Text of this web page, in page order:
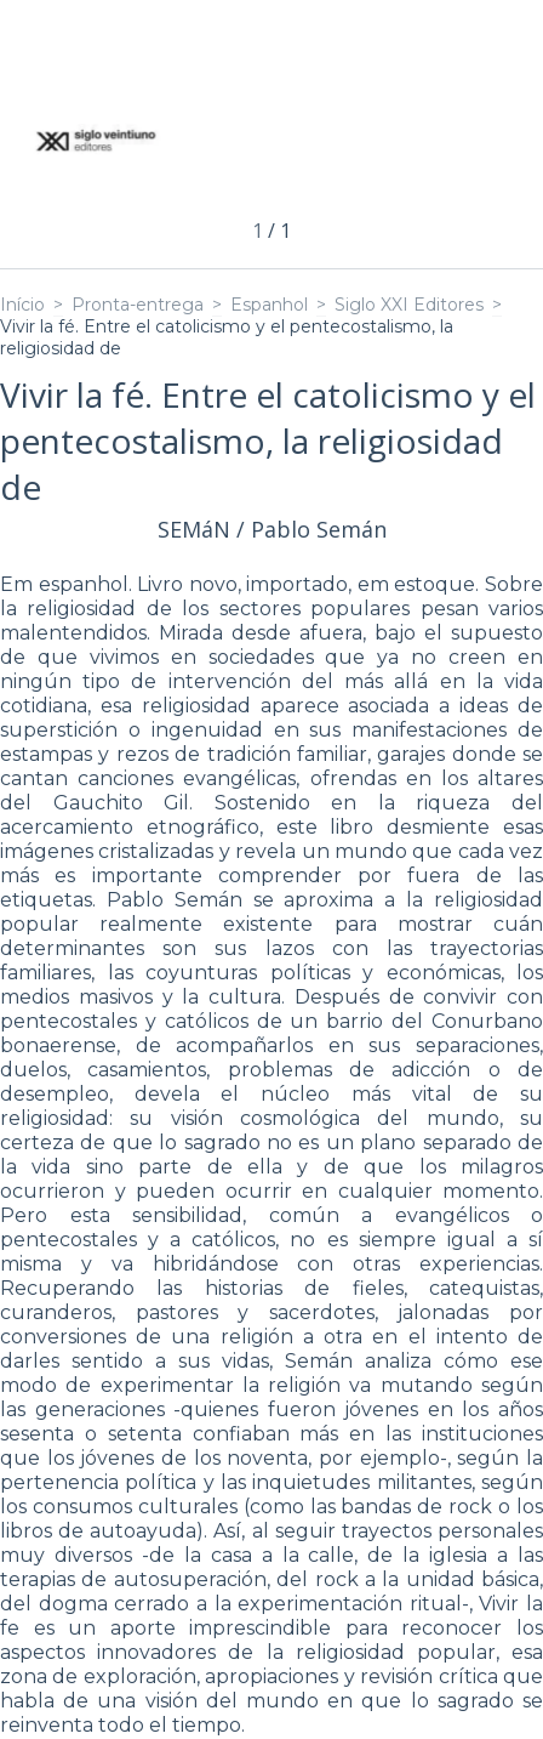
1 / 1
Início > Pronta-entrega > Espanhol > Siglo XXI Editores >
Vivir la fé. Entre el catolicismo y el pentecostalismo, la
religiosidad de
Vivir la fé. Entre el catolicismo y el
pentecostalismo, la religiosidad
de
SEMáN / Pablo Semán
Em espanhol. Livro novo, importado, em estoque. Sobre
la religiosidad de los sectores populares pesan varios
malentendidos. Mirada desde afuera, bajo el supuesto
de que vivimos en sociedades que ya no creen en
ningún tipo de intervención del más allá en la vida
cotidiana, esa religiosidad aparece asociada a ideas de
superstición o ingenuidad en sus manifestaciones de
estampas y rezos de tradición familiar, garajes donde se
cantan canciones evangélicas, ofrendas en los altares
del Gauchito Gil. Sostenido en la riqueza del
acercamiento etnográfico, este libro desmiente esas
imágenes cristalizadas y revela un mundo que cada vez
más es importante comprender por fuera de las
etiquetas. Pablo Semán se aproxima a la religiosidad
popular realmente existente para mostrar cuán
determinantes son sus lazos con las trayectorias
familiares, las coyunturas políticas y económicas, los
medios masivos y la cultura. Después de convivir con
pentecostales y católicos de un barrio del Conurbano
bonaerense, de acompañarlos en sus separaciones,
duelos, casamientos, problemas de adicción o de
desempleo, devela el núcleo más vital de su
religiosidad: su visión cosmológica del mundo, su
certeza de que lo sagrado no es un plano separado de
la vida sino parte de ella y de que los milagros
ocurrieron y pueden ocurrir en cualquier momento.
Pero esta sensibilidad, común a evangélicos o
pentecostales y a católicos, no es siempre igual a sí
misma y va hibridándose con otras experiencias.
Recuperando las historias de fieles, catequistas,
curanderos, pastores y sacerdotes, jalonadas por
conversiones de una religión a otra en el intento de
darles sentido a sus vidas, Semán analiza cómo ese
modo de experimentar la religión va mutando según
las generaciones -quienes fueron jóvenes en los años
sesenta o setenta confiaban más en las instituciones
que los jóvenes de los noventa, por ejemplo-, según la
pertenencia política y las inquietudes militantes, según
los consumos culturales (como las bandas de rock o los
libros de autoayuda). Así, al seguir trayectos personales
muy diversos -de la casa a la calle, de la iglesia a las
terapias de autosuperación, del rock a la unidad básica,
del dogma cerrado a la experimentación ritual-, Vivir la
fe es un aporte imprescindible para reconocer los
aspectos innovadores de la religiosidad popular, esa
zona de exploración, apropiaciones y revisión crítica que
habla de una visión del mundo en que lo sagrado se
reinventa todo el tiempo.